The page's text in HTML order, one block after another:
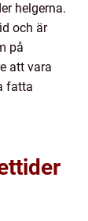
helgerna.
och är
på
att vara
fatta